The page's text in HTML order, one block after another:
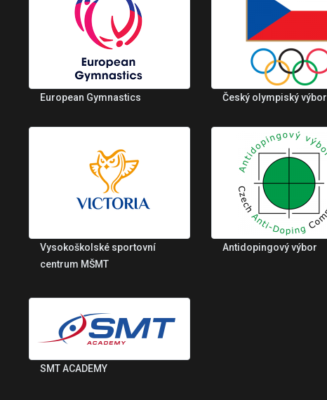
European Gymnastics Český olympiský výbor
Vysokoškolské sportovní
centrum MŠMT
Antidopingový výbor
SMT ACADEMY